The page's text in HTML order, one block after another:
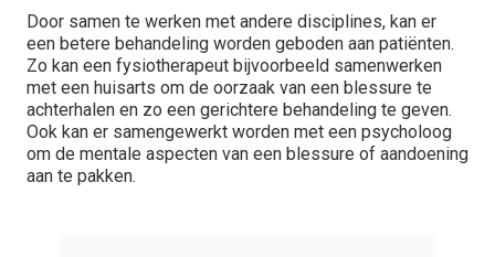
Door samen te werken met andere disciplines, kan er
een betere behandeling worden geboden aan patiënten.
Zo kan een fysiotherapeut bijvoorbeeld samenwerken
met een huisarts om de oorzaak van een blessure te
achterhalen en zo een gerichtere behandeling te geven.
Ook kan er samengewerkt worden met een psycholoog
om de mentale aspecten van een blessure of aandoening
aan te pakken.